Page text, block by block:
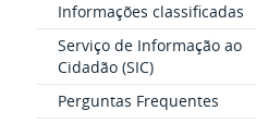
Informações classificadas
Serviço de Informação ao
Cidadão (SIC)
Perguntas Frequentes